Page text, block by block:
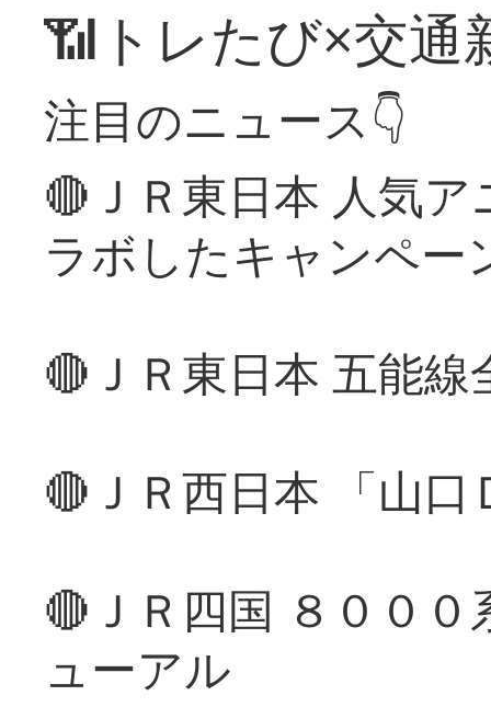
📶トレたび×交通
注目のニュース👇
🔴ＪＲ東日本 人気
ラボしたキャンペー
🔴ＪＲ東日本 五能
🔴ＪＲ西日本 「山
🔴ＪＲ四国 ８００
ューアル